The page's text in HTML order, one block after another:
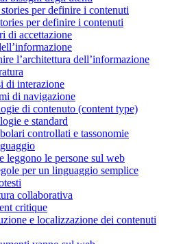
per definire i contenuti
per definire i contenuti
di accettazione
l’architettura dell’informazione
di interazione
di navigazione
di contenuto (content type)
e standard
controllati e tassonomie
leggono le persone sul web
per un linguaggio semplice
collaborativa
critique
e localizzazione dei contenuti